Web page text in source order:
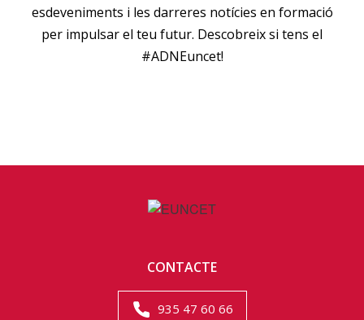
esdeveniments i les darreres notícies en formació
per impulsar el teu futur. Descobreix si tens el
#ADNEuncet!
CONTACTE
935 47 60 66